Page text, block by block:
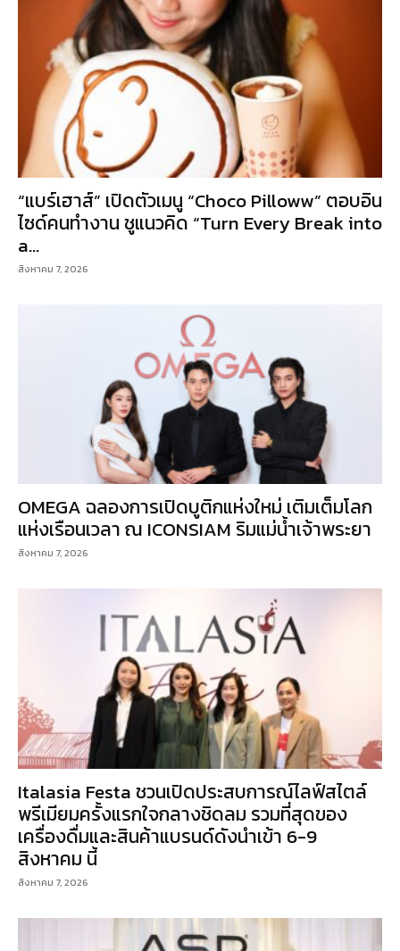
“แบร์เฮาส์” เปิดตัวเมนู “Choco Pilloww” ตอบอิน
ไซด์คนทำงาน ชูแนวคิด “Turn Every Break into
a...
สิงหาคม 7, 2026
OMEGA ฉลองการเปิดบูติกแห่งใหม่ เติมเต็มโลก
แห่งเรือนเวลา ณ ICONSIAM ริมแม่น้ำเจ้าพระยา
สิงหาคม 7, 2026
Italasia Festa ชวนเปิดประสบการณ์ไลฟ์สไตล์
พรีเมียมครั้งแรกใจกลางชิดลม รวมที่สุดของ
เครื่องดื่มและสินค้าแบรนด์ดังนำเข้า 6-9
สิงหาคม นี้
สิงหาคม 7, 2026